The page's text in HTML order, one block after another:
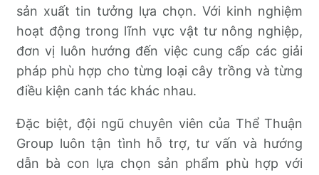
sản xuất tin tưởng lựa chọn. Với kinh nghiệm
hoạt động trong lĩnh vực vật tư nông nghiệp,
đơn vị luôn hướng đến việc cung cấp các giải
pháp phù hợp cho từng loại cây trồng và từng
điều kiện canh tác khác nhau.
Đặc biệt, đội ngũ chuyên viên của Thể Thuận
Group luôn tận tình hỗ trợ, tư vấn và hướng
dẫn bà con lựa chọn sản phẩm phù hợp với